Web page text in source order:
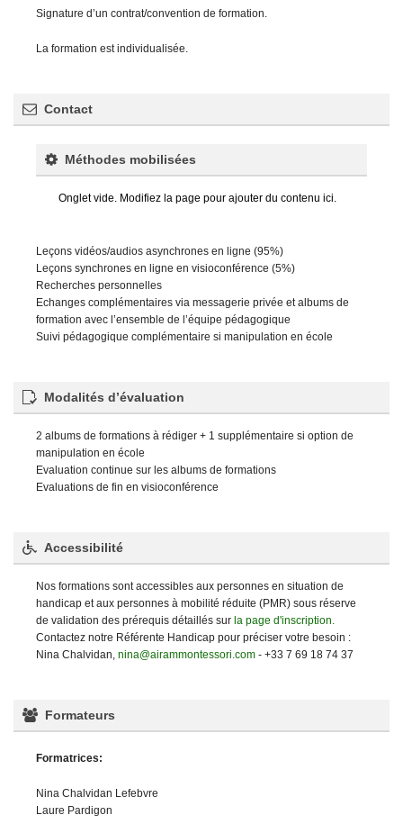
Signature d’un contrat/convention de formation.
La formation est individualisée.
Contact
Méthodes mobilisées
Onglet vide. Modifiez la page pour ajouter du contenu ici.
Leçons vidéos/audios asynchrones en ligne (95%)
Leçons synchrones en ligne en visioconférence (5%)
Recherches personnelles
Echanges complémentaires via messagerie privée et albums de
formation avec l’ensemble de l’équipe pédagogique
Suivi pédagogique complémentaire si manipulation en école
Modalités d’évaluation
2 albums de formations à rédiger + 1 supplémentaire si option de
manipulation en école
Evaluation continue sur les albums de formations
Evaluations de fin en visioconférence
Accessibilité
Nos formations sont accessibles aux personnes en situation de
handicap et aux personnes à mobilité réduite (PMR) sous réserve
de validation des prérequis détaillés sur la page d'inscription.
Contactez notre Référente Handicap pour préciser votre besoin :
Nina Chalvidan, nina@airammontessori.com - +33 7 69 18 74 37
Formateurs
Formatrices:
Nina Chalvidan Lefebvre
Laure Pardigon